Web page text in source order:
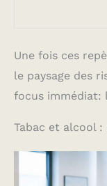
Une fois ces
le paysage des
focus immédiat:
Tabac et alcool